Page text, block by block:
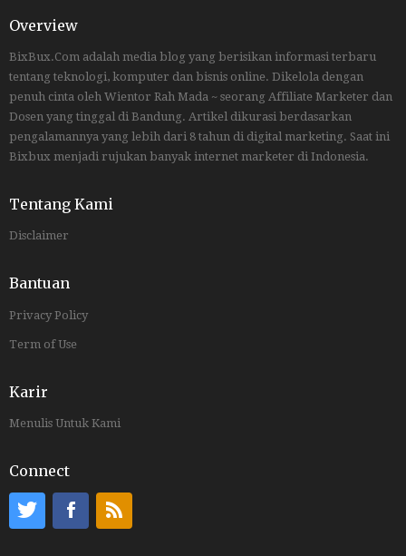
Overview
BixBux.Com adalah media blog yang berisikan informasi terbaru
tentang teknologi, komputer dan bisnis online. Dikelola dengan
penuh cinta oleh Wientor Rah Mada ~ seorang Affiliate Marketer dan
Dosen yang tinggal di Bandung. Artikel dikurasi berdasarkan
pengalamannya yang lebih dari 8 tahun di digital marketing. Saat ini
Bixbux menjadi rujukan banyak internet marketer di Indonesia.
Tentang Kami
Disclaimer
Bantuan
Privacy Policy
Term of Use
Karir
Menulis Untuk Kami
Connect